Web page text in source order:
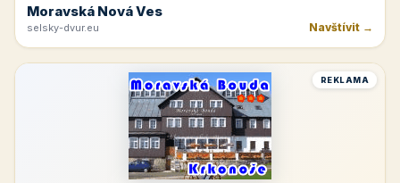
Moravská Nová Ves
selsky-dvur.eu Navštívit →
REKLAMA